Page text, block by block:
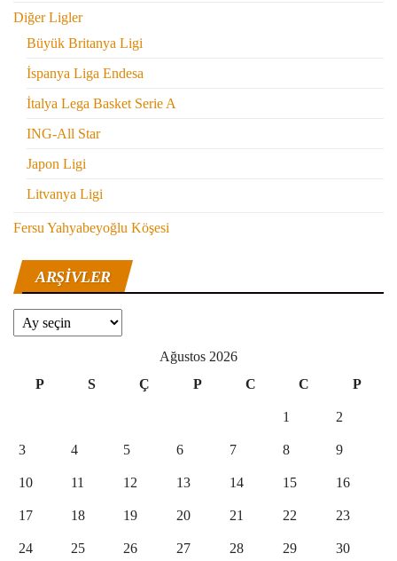
Diğer Ligler
Büyük Britanya Ligi
İspanya Liga Endesa
İtalya Lega Basket Serie A
ING-All Star
Japon Ligi
Litvanya Ligi
Fersu Yahyabeyoğlu Köşesi
ARŞIVLER
Arşivler
Ağustos 2026
P
S Ç P C C P
1 2
3 4 5 6 7 8 9
10 11 12 13 14 15 16
17 18 19 20 21 22 23
24 25 26 27 28 29 30